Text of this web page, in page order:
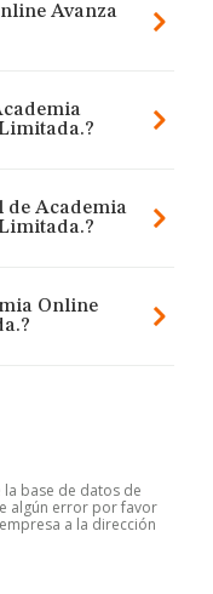
Avanza
de Academia
Online
base de datos de
algún error por favor
a la dirección